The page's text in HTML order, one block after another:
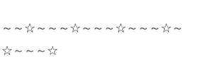
～☆～～～☆～～～☆～～～☆～
☆～～～☆